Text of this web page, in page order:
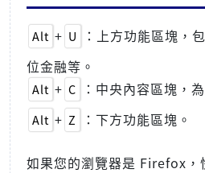
Alt + U
：上方功能區塊，
位金融等。
Alt + C ：中央內容區塊，
Alt + Z ：下方功能區塊。
如果您的瀏覽器是 Firefox，